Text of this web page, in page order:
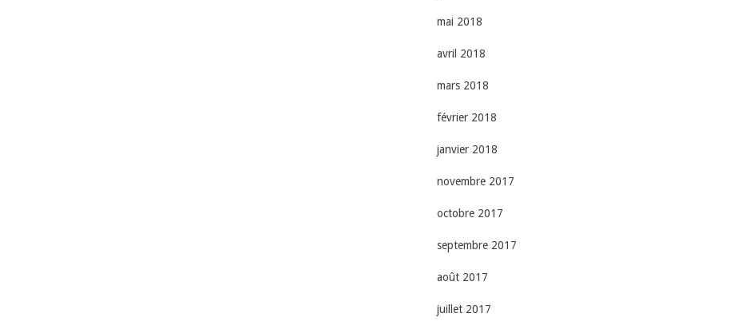
mai 2018
avril 2018
mars 2018
février 2018
janvier 2018
novembre 2017
octobre 2017
septembre 2017
août 2017
juillet 2017